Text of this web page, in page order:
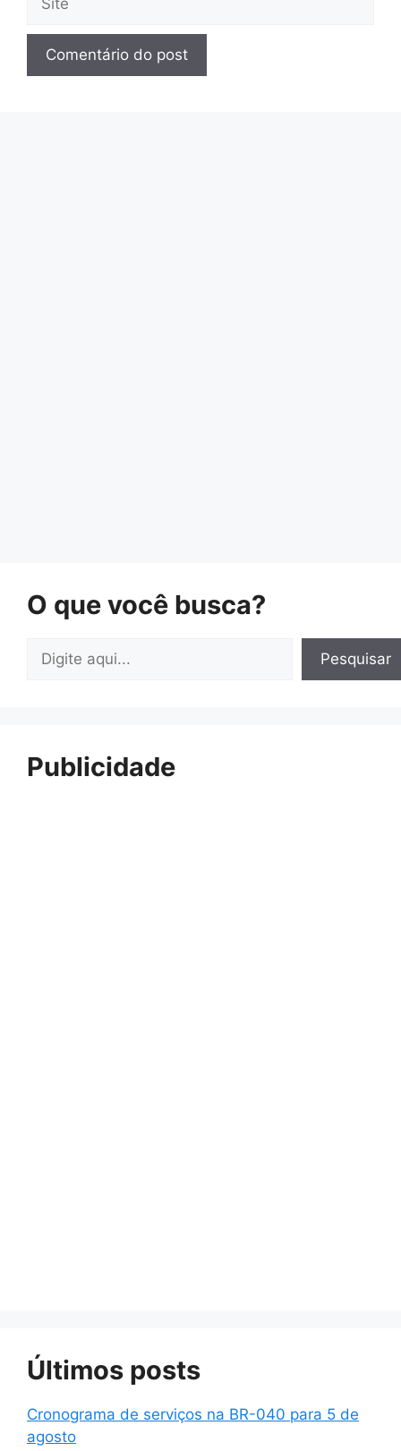
O que você busca?
Pesquisar
Publicidade
Últimos posts
Cronograma de serviços na BR-040 para 5 de
agosto